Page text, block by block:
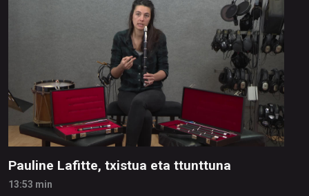
Pauline Lafitte, txistua eta ttunttuna
13:53 min